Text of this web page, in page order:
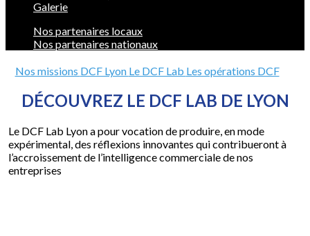
Galerie
Nos partenaires locaux
Nos partenaires nationaux
Nos missions DCF Lyon Le DCF Lab Les opérations DCF
DÉCOUVREZ LE DCF LAB DE LYON
Le DCF Lab Lyon a pour vocation de produire, en mode
expérimental, des réflexions innovantes qui contribueront à
l’accroissement de l’intelligence commerciale de nos
entreprises